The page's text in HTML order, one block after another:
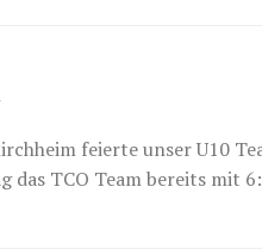
feierte unser U10
das TCO Team bereits mit